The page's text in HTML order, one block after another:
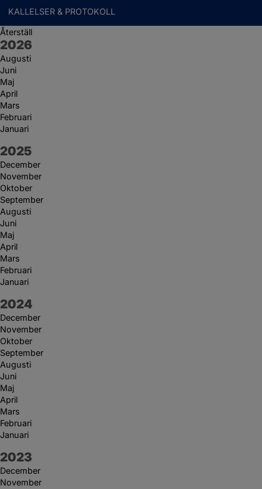
KALLELSER & PROTOKOLL
Återställ
År:
2026
Augusti
Juni
Maj
April
Mars
Februari
Januari
År:
2025
December
November
Oktober
September
Augusti
Juni
Maj
April
Mars
Februari
Januari
År:
2024
December
November
Oktober
September
Augusti
Juni
Maj
April
Mars
Februari
Januari
År:
2023
December
November